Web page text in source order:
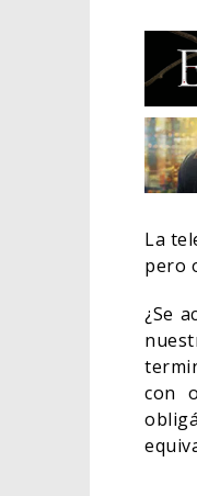
La
pero
¿Se
con